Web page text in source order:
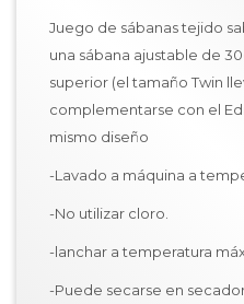
Juego de sábanas tejido
una sábana ajustable de
superior (el tamaño Twin
complementarse con el
mismo diseño
-Lavado a máquina a
-No utilizar cloro.
-lanchar a temperatura
-Puede secarse en